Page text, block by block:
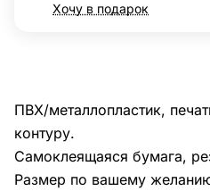
Хочу в подарок
ПВХ/металлопластик,
контуру.
Самоклеящаяся бумага,
Размер по вашему